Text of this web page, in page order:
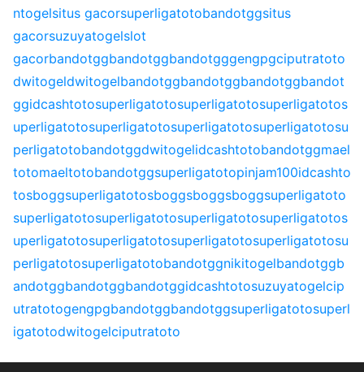
ntogelsitus gacorsuperligatotobandotggsitus
gacorsuzuyatogelslot
gacorbandotggbandotggbandotgggengpgciputratoto
dwitogeldwitogelbandotggbandotggbandotggbandot
ggidcashtotosuperligatotosuperligatotosuperligatotos
uperligatotosuperligatotosuperligatotosuperligatotosu
perligatotobandotggdwitogelidcashtotobandotggmael
totomaeltotobandotggsuperligatotopinjam100idcashto
tosboggsuperligatotosboggsboggsboggsuperligatoto
superligatotosuperligatotosuperligatotosuperligatotos
uperligatotosuperligatotosuperligatotosuperligatotosu
perligatotosuperligatotobandotggnikitogelbandotggb
andotggbandotggbandotggidcashtotosuzuyatogelcip
utratotogengpgbandotggbandotggsuperligatotosuperl
igatotodwitogelciputratoto